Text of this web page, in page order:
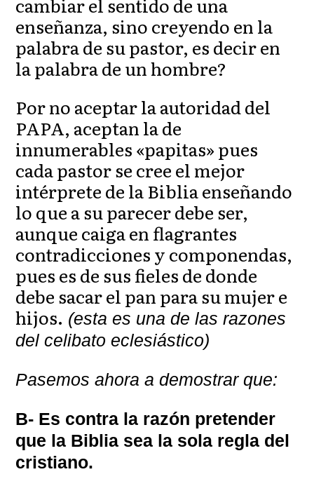
cambiar el sentido de una
enseñanza, sino creyendo en la
palabra de su pastor, es decir en
la palabra de un hombre?
Por no aceptar la autoridad del
PAPA, aceptan la de
innumerables «papitas» pues
cada pastor se cree el mejor
intérprete de la Biblia enseñando
lo que a su parecer debe ser,
aunque caiga en flagrantes
contradicciones y componendas,
pues es de sus fieles de donde
debe sacar el pan para su mujer e
hijos. (esta es una de las razones
del celibato eclesiástico)
Pasemos ahora a demostrar que:
B- Es contra la razón pretender
que la Biblia sea la sola regla del
cristiano.